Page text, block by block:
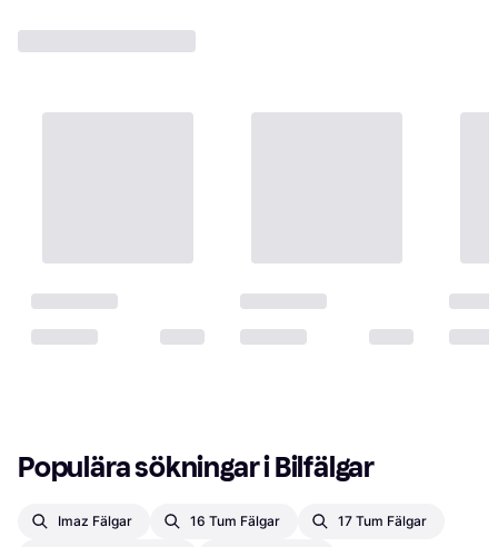
Populära sökningar i Bilfälgar
Imaz Fälgar 16 Tum Fälgar 17 Tum Fälgar